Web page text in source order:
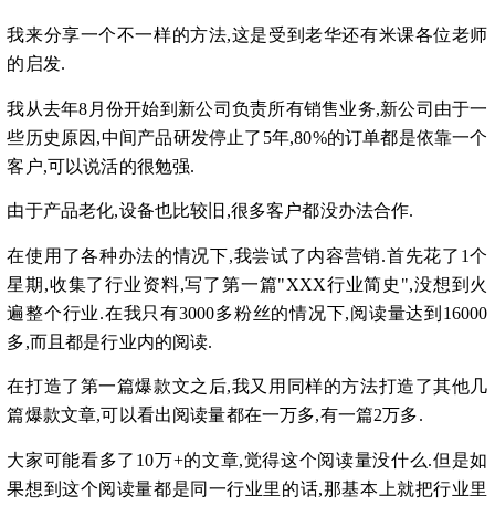
我来分享一个不一样的方法,这是受到老华还有米课各位老师
的启发.
我从去年8月份开始到新公司负责所有销售业务,新公司由于一
些历史原因,中间产品研发停止了5年,80%的订单都是依靠一个
客户,可以说活的很勉强.
由于产品老化,设备也比较旧,很多客户都没办法合作.
在使用了各种办法的情况下,我尝试了内容营销.首先花了1个
星期,收集了行业资料,写了第一篇"XXX行业简史",没想到火
遍整个行业.在我只有3000多粉丝的情况下,阅读量达到16000
多,而且都是行业内的阅读.
在打造了第一篇爆款文之后,我又用同样的方法打造了其他几
篇爆款文章,可以看出阅读量都在一万多,有一篇2万多.
大家可能看多了10万+的文章,觉得这个阅读量没什么.但是如
果想到这个阅读量都是同一行业里的话,那基本上就把行业里